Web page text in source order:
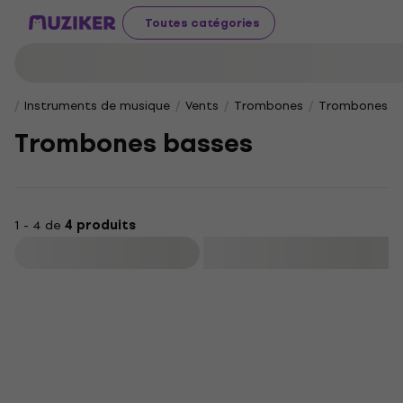
Toutes catégories
Instruments de musique Vents Trombones Trombones
Trombones basses
1 - 4 de 4 produits